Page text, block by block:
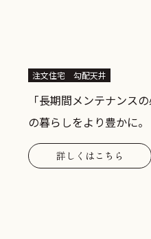
注文住宅 勾配天井
「長期間メンテナンス
の暮らしをより豊かに。
詳しくはこちら